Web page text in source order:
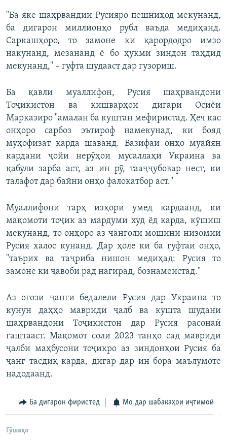
"Ба яке шаҳрвандии Русияро пешниҳод мекунанд,
ба дигарон миллионҳо рубл ваъда медиҳанд.
Саркашҳоро, то замоне ки қарордодро имзо
накунанд, мезананд ё бо ҳукми зиндон таҳдид
мекунанд," – гуфта шудааст дар гузориш.
Ба қавли муаллифон, Русия шаҳрвандони
Тоҷикистон ва кишварҳои дигари Осиёи
Марказиро "амалан ба куштан мефиристад. Ҳеч кас
онҳоро сарбоз эътироф намекунад, ки бояд
муҳофизат карда шаванд. Вазифаи онҳо муайян
кардани ҷойи нерӯҳои мусаллаҳи Украина ва
қабули зарба аст, аз ин рӯ, тааҷҷубовар нест, ки
талафот дар байни онҳо фалокатбор аст."
Муаллифони тарҳ изҳори умед кардаанд, ки
мақомоти тоҷик аз мардуми худ ёд карда, кӯшиш
мекунанд, то онҳоро аз чанголи мошини низомии
Русия халос кунанд. Дар ҳоле ки ба гуфтаи онҳо,
"таърих ва таҷриба нишон медиҳад: Русия то
замоне ки ҷавоби рад нагирад, бознамеистад."
Аз оғози ҷанги бедалели Русия дар Украина то
кунун даҳҳо мавриди ҷалб ва кушта шудани
шаҳрвандони Тоҷикистон дар Русия расонаӣ
гаштааст. Мақомот соли 2023 танҳо сад мавриди
ҷалби маҳбусони тоҷикро аз зиндонҳои Русия ба
ҷанг тасдиқ карда, дигар дар ин бора маълумоте
надодаанд.
Ба дигарон фиристед Мо дар шабакаҳои иҷтимоӣ
Гӯшаҳо